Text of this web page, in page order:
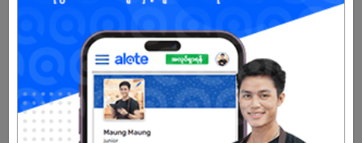
Don't have an account?
REGISTER NOW!
More Similar Jobs